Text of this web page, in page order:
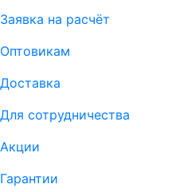
Заявка на расчёт
Оптовикам
Доставка
Для сотрудничества
Акции
Гарантии